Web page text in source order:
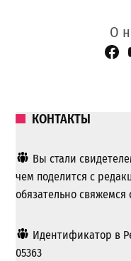
О
КОНТАКТЫ
Вы стали
чем поделится с
обязательно свяжемся
Идентификатор в
05363